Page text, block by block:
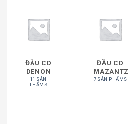
ĐẦU CD
DENON
11 SẢN
PHẨMS
ĐẦU CD
MAZANTZ
7 SẢN PHẨMS